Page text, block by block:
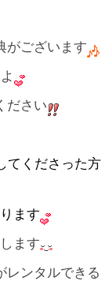
がございます
ださい
てくださった方
ます
ます
レンタルできる